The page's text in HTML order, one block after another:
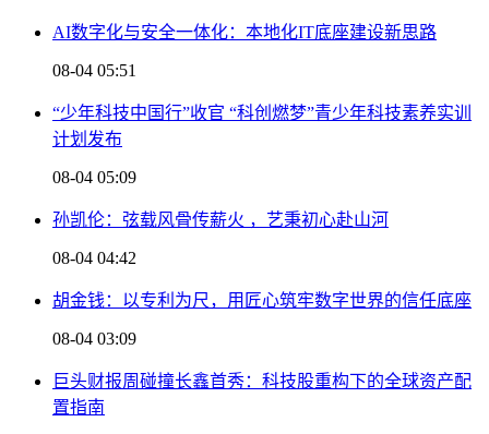
AI数字化与安全一体化：本地化IT底座建设新思路
08-04 05:51
“少年科技中国行”收官 “科创燃梦”青少年科技素养实训
计划发布
08-04 05:09
孙凯伦：弦载风骨传薪火 ，艺秉初心赴山河
08-04 04:42
胡金钱：以专利为尺，用匠心筑牢数字世界的信任底座
08-04 03:09
巨头财报周碰撞长鑫首秀：科技股重构下的全球资产配
置指南